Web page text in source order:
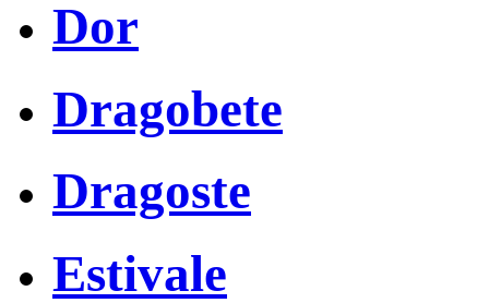
Dor
Dragobete
Dragoste
Estivale